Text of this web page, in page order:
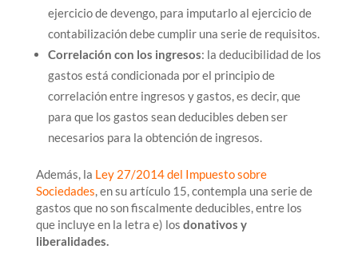
ejercicio de devengo, para imputarlo al ejercicio de
contabilización debe cumplir una serie de requisitos.
Correlación con los ingresos: la deducibilidad de los
gastos está condicionada por el principio de
correlación entre ingresos y gastos, es decir, que
para que los gastos sean deducibles deben ser
necesarios para la obtención de ingresos.
Además, la Ley 27/2014 del Impuesto sobre
Sociedades, en su artículo 15, contempla una serie de
gastos que no son fiscalmente deducibles, entre los
que incluye en la letra e) los donativos y
liberalidades.